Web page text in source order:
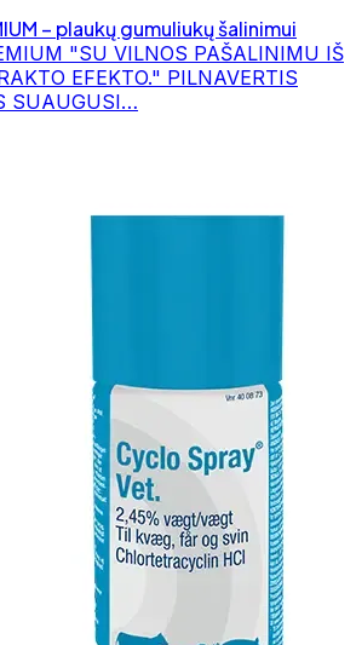
– plaukų gumuliukų šalinimui
"SU VILNOS PAŠALINIMU IŠ
EFEKTO." PILNAVERTIS
SUAUGUSI…